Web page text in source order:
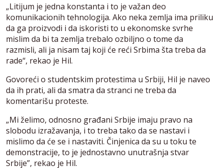
„Litijum je jedna konstanta i to je važan deo
komunikacionih tehnologija. Ako neka zemlja ima priliku
da ga proizvodi i da iskoristi to u ekonomske svrhe
mislim da bi ta zemlja trebalo ozbiljno o tome da
razmisli, ali ja nisam taj koji će reći Srbima šta treba da
rade“, rekao je Hil.
Govoreći o studentskim protestima u Srbiji, Hil je naveo
da ih prati, ali da smatra da stranci ne treba da
komentarišu proteste.
„Mi želimo, odnosno građani Srbije imaju pravo na
slobodu izražavanja, i to treba tako da se nastavi i
mislimo da će se i nastaviti. Činjenica da su u toku te
demonstracije, to je jednostavno unutrašnja stvar
Srbije”, rekao je Hil.